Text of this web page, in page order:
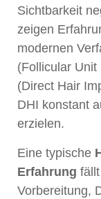
Sichtbarkeit
zeigen
modernen
(Follicular
(Direct Hair
DHI konstant
erzielen.
Eine typische
Erfahrung
Vorbereitung,